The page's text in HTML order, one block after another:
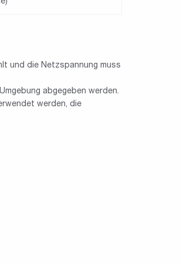
und die Netzspannung muss
abgegeben werden.
werden, die